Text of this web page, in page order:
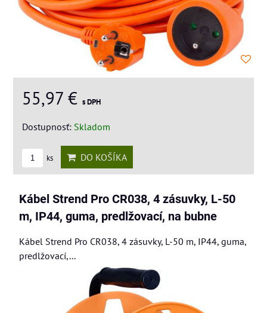
55,97 € s DPH
Dostupnosť: Skladom
ks DO KOŠÍKA
Kábel Strend Pro CR038, 4 zásuvky, L-50
m, IP44, guma, predlžovací, na bubne
Kábel Strend Pro CR038, 4 zásuvky, L-50 m, IP44, guma,
predlžovací,...